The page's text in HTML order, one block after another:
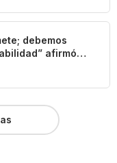
debemos
afirmó